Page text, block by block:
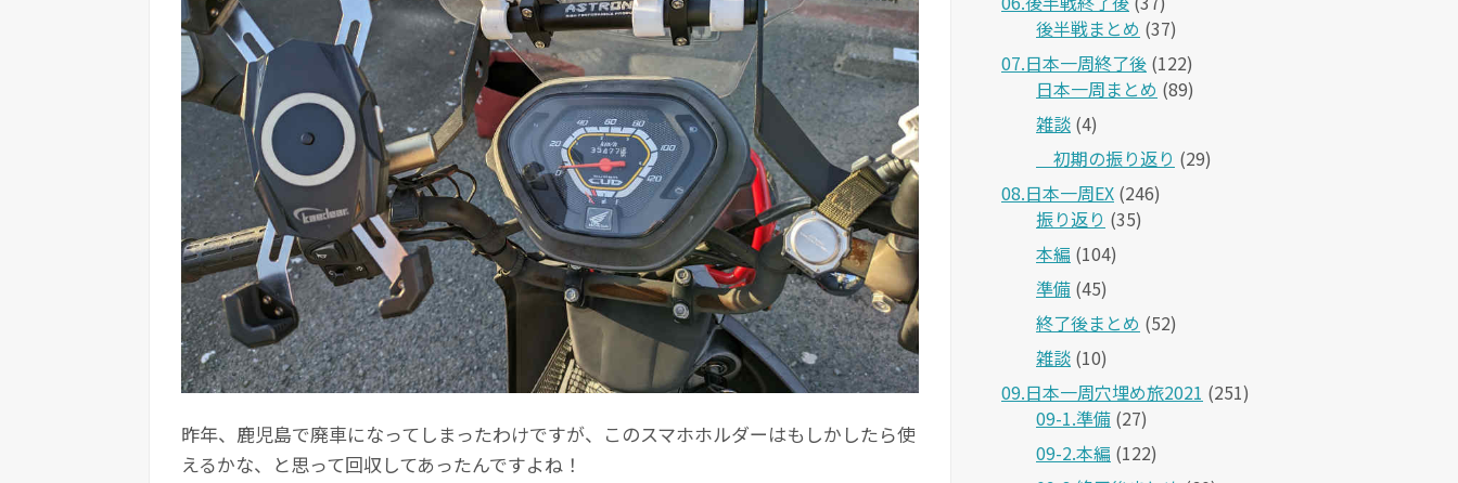
昨年、鹿児島で廃車になってしまったわけですが、このスマホホルダーはもしかしたら使
えるかな、と思って回収してあったんですよね！
後半戦まとめ (37)
07.日本一周終了後 (122)
日本一周まとめ (89)
雑談 (4)
＿初期の振り返り (29)
08.日本一周EX (246)
振り返り (35)
本編 (104)
準備 (45)
終了後まとめ (52)
雑談 (10)
09.日本一周穴埋め旅2021 (251)
09-1.準備 (27)
09-2.本編 (122)